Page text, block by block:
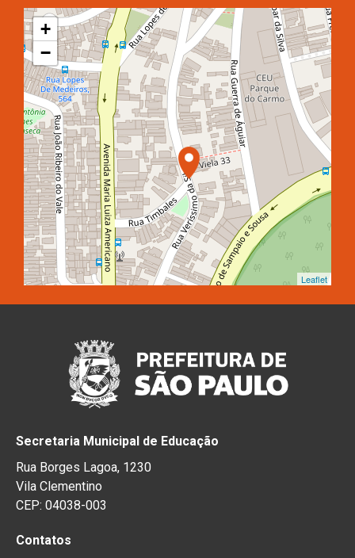
+
−
Leaflet
Secretaria Municipal de Educação
Rua Borges Lagoa, 1230
Vila Clementino
CEP: 04038-003
Contatos